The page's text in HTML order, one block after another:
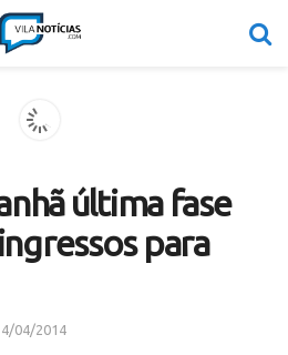
última fase
para
04/2014